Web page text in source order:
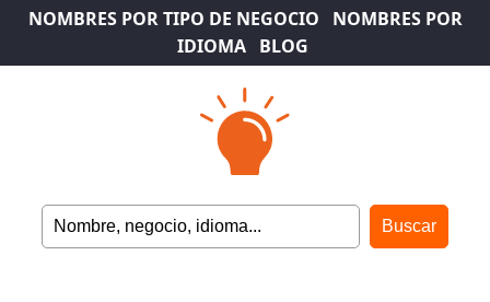
NOMBRES POR TIPO DE NEGOCIO
NOMBRES POR
IDIOMA
BLOG